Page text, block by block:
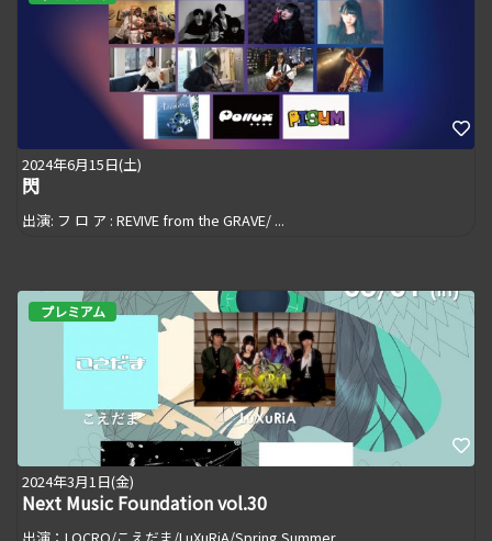
2024年6月15日(土)
閃
出演: フ ロ ア : REVIVE from the GRAVE/ ...
プレミアム
2024年3月1日(金)
Next Music Foundation vol.30
出演：LOCRO/こえだま/LuXuRiA/Spring Summer ...